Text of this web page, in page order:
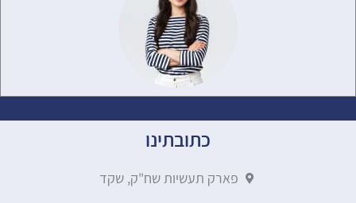
כתובתינו
פארק תעשיות שח"ק, שקד